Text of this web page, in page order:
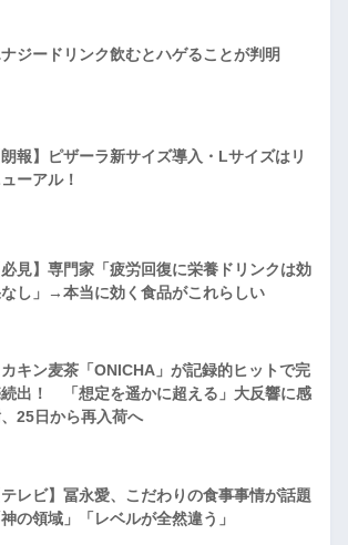
ジードリンク飲むとハゲることが判明
朗報】ピザーラ新サイズ導入・Lサイズはリ
ーアル！
必見】専門家「疲労回復に栄養ドリンクは効
し」→本当に効く食品がこれらしい
カキン麦茶「ONICHA」が記録的ヒットで完
出！ 「想定を遥かに超える」大反響に感
25日から再入荷へ
テレビ】冨永愛、こだわりの食事事情が話題
神の領域」「レベルが全然違う」